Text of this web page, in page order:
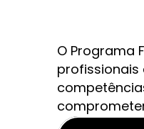
O Programa
profissionais